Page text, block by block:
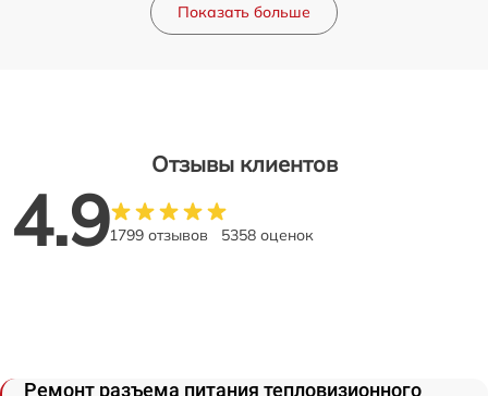
Показать больше
Отзывы клиентов
4.91799 отзывов 5358 оценок
Ремонт разъема питания тепловизионного